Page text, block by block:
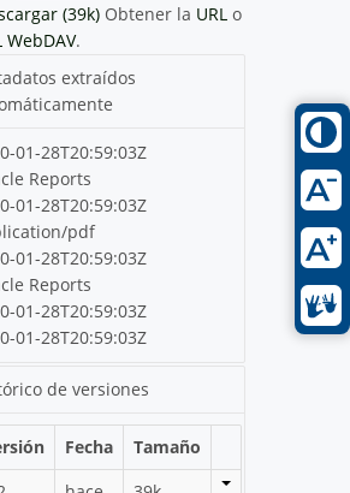
(39k) Obtener la URL o
WebDAV.
extraídos
01-28T20:59:03Z
Reports
01-28T20:59:03Z
pdf
01-28T20:59:03Z
Reports
01-28T20:59:03Z
01-28T20:59:03Z
de versiones
Fecha
Tamaño